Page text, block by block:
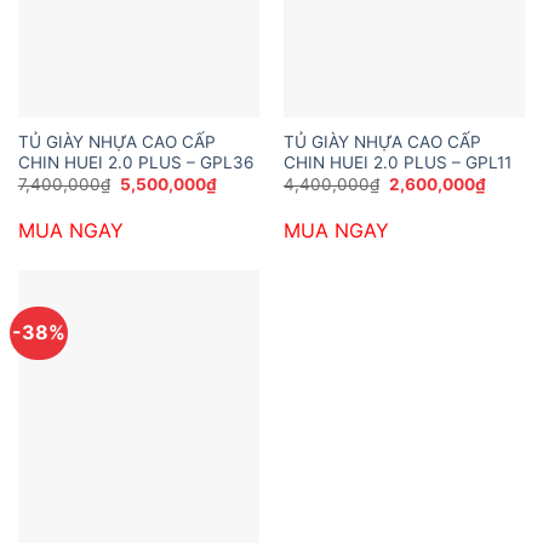
TỦ GIÀY NHỰA CAO CẤP
CHIN HUEI 2.0 PLUS – GPL36
7,400,000₫ Giá
gốc
7,400,000₫.
5,500,000₫Giá
hiện
MUA NGAY
TỦ GIÀY NHỰA CAO CẤP
CHIN HUEI 2.0 PLUS – GPL11
4,400,000₫ Giá
gốc
4,400,000₫.
2,600,000₫Giá
hiện
MUA NGAY
-38%